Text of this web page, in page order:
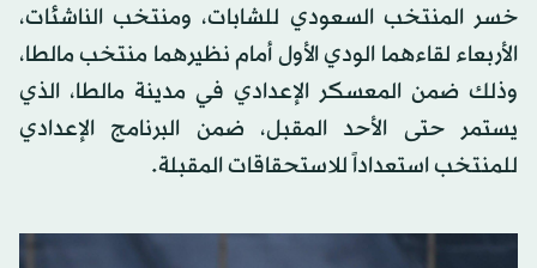
خسر المنتخب السعودي للشابات، ومنتخب الناشئات،
الأربعاء لقاءهما الودي الأول أمام نظيرهما منتخب مالطا،
وذلك ضمن المعسكر الإعدادي في مدينة مالطا، الذي
يستمر حتى الأحد المقبل، ضمن البرنامج الإعدادي
للمنتخب استعداداً للاستحقاقات المقبلة.